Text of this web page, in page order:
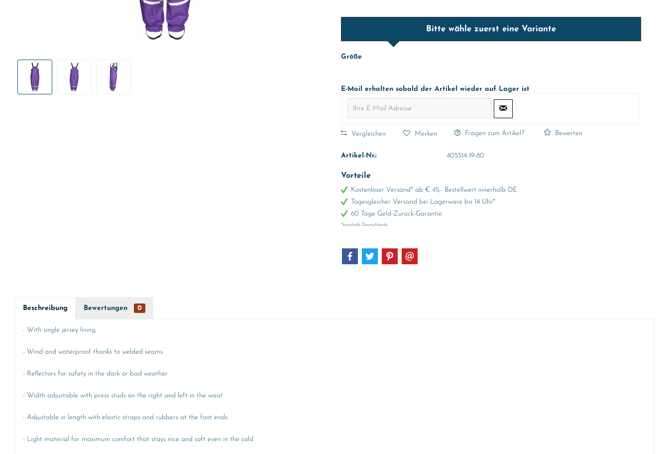
Bitte wähle zuerst eine Variante
Größe
E-Mail erhalten sobald der Artikel wieder auf Lager ist
Vergleichen Merken Fragen zum Artikel? Bewerten
Artikel-Nr.: 405514-19-80
Vorteile
Kostenloser Versand* ab € 45,- Bestellwert innerhalb DE
Tagesgleicher Versand bei Lagerware bis 14 Uhr*
60 Tage Geld-Zurück-Garantie
*Innerhalb Deutschlands
Beschreibung Bewertungen 0
- With single jersey lining
- Wind and waterproof thanks to welded seams
- Reflectors for safety in the dark or bad weather
- Width adjustable with press studs on the right and left in the waist
- Adjustable in length with elastic straps and rubbers at the foot ends
- Light material for maximum comfort that stays nice and soft even in the cold